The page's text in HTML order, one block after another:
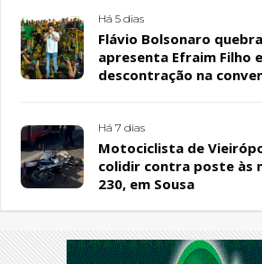
Há 5 dias
Flávio Bolsonaro
apresenta Efraim Filho
descontração na
Há 7 dias
Motociclista de
colidir contra poste às
230, em Sousa